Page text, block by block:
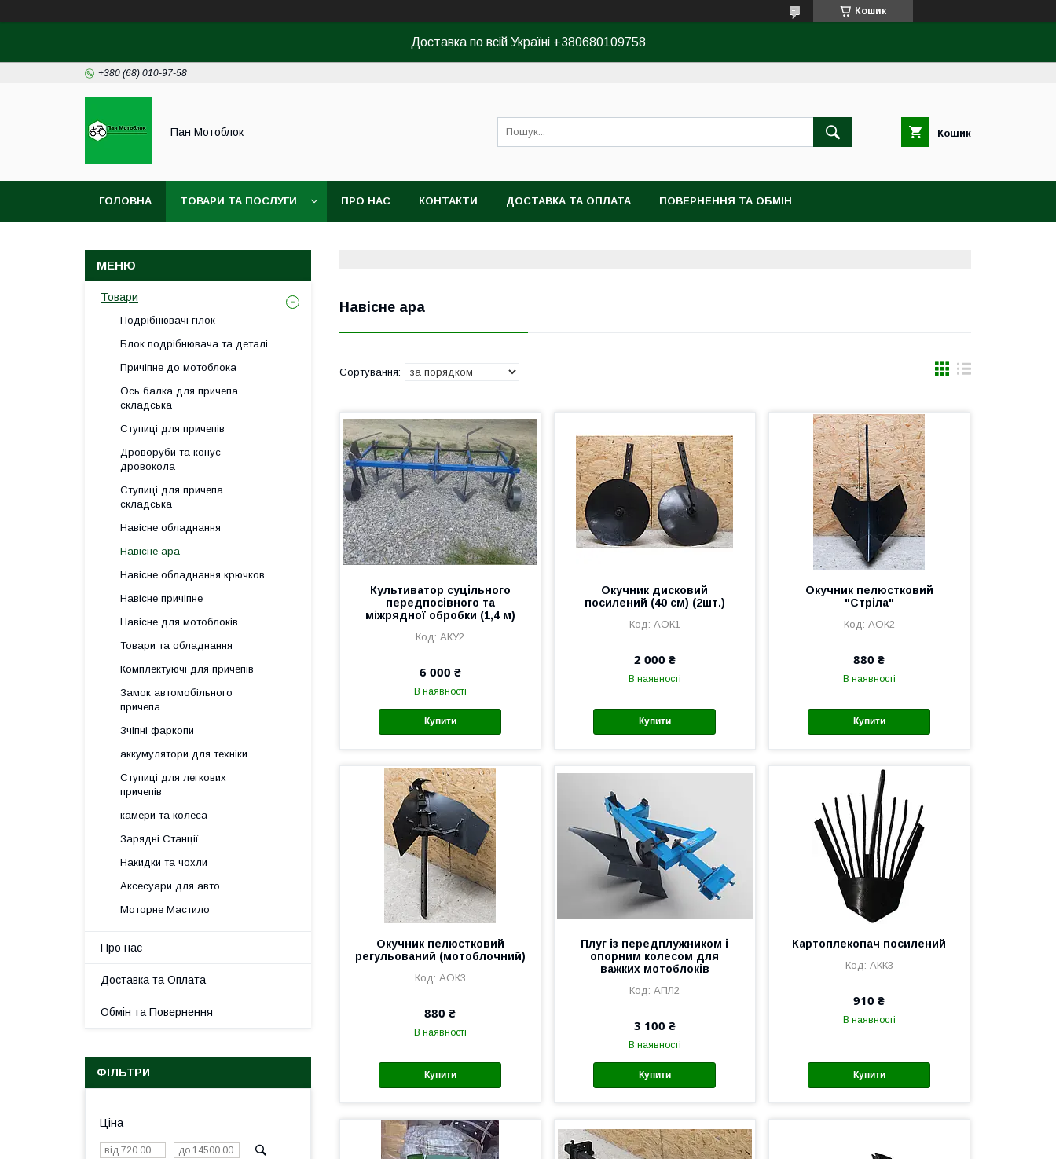
Кошик
Доставка по всій Україні +380680109758
+380 (68) 010-97-58
Пан Мотоблок Кошик
ГОЛОВНА ТОВАРИ ТА ПОСЛУГИ ПРО НАС КОНТАКТИ ДОСТАВКА ТА ОПЛАТА ПОВЕРНЕННЯ ТА ОБМІН
Навісне ара
Культиватор суцільного
передпосівного та
міжрядної обробки (1,4 м)
АКУ2
6 000 ₴
В наявності
Купити
Окучник дисковий
посилений (40 см) (2шт.)
АОК1
2 000 ₴
В наявності
Купити
Окучник пелюстковий
"Стріла"
АОК2
880 ₴
В наявності
Купити
Окучник пелюстковий
регульований (мотоблочний)
АОК3
880 ₴
В наявності
Купити
Плуг із передплужником і
опорним колесом для
важких мотоблоків
АПЛ2
3 100 ₴
В наявності
Купити
Картоплекопач посилений
АКК3
910 ₴
В наявності
Купити
Товари
Подрібнювачі гілок
Блок подрібнювача та деталі
Причіпне до мотоблока
Ось балка для причепа
складська
Ступиці для причепів
Дроворуби та конус
дровокола
Ступиці для причепа
складська
Навісне обладнання
Навісне ара
Навісне обладнання крючков
Навісне причіпне
Навісне для мотоблоків
Товари та обладнання
Комплектуючі для причепів
Замок автомобільного
причепа
Зчіпні фаркопи
аккумулятори для техніки
Ступиці для легкових
причепів
камери та колеса
Зарядні Станції
Накидки та чохли
Аксесуари для авто
Моторне Мастило
Про нас
Доставка та Оплата
Обмін та Повернення
ФІЛЬТРИ
Ціна